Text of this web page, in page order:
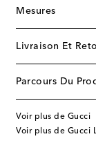
Mesures
Livraison Et
Parcours Du
Voir plus de Gucci
Voir plus de Gucci